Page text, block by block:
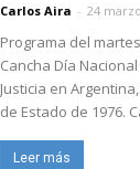
Carlos Aira - 24
Programa del
Cancha Día
Justicia en
de Estado de 1976.
Leer más